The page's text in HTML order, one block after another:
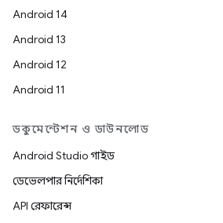
Android 14
Android 13
Android 12
Android 11
ডকুমেন্টেশন ও ডাউনলোড
Android Studio গাইড
ডেভেলপার নির্দেশিকা
API রেফারেন্স